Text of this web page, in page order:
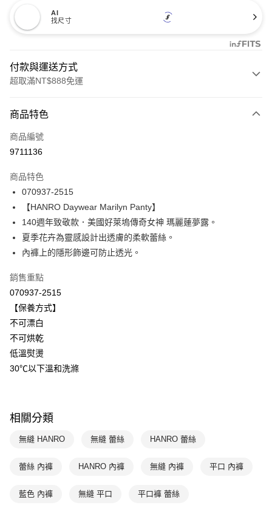
AI
找尺寸
付款與運送方式
超取滿NT$888免運
信用卡一次付款
信用卡分期付款
合作金庫商業銀行
華南商業銀行
上海商業儲蓄銀行
台北富邦商業銀行
國泰世華商業銀行
兆豐國際商業銀行
臺灣中小企業銀行
台中商業銀行
匯豐（台灣）商業銀行
聯邦商業銀行
元大商業銀行
台新國際商業銀行
台灣樂天信用卡公司
Apple Pay
悠遊付
全盈+PAY
ATM付款
運送方式
付款後全家取貨$888免運-以PackAge+配客嘉循環箱包裝寄出
每筆NT$90，滿NT$888(含以上)免運費
付款後萊爾富取貨
每筆NT$90，滿NT$1,000(含以上)免運費
宅配
商品特色
商品編號
9711136
商品特色
070937-2515
【HANRO Daywear Marilyn Panty】
140週年致敬款．美國好萊塢傳奇女神 瑪麗蓮夢露。
夏季花卉為靈感設計出透膚的柔軟蕾絲。
內褲上的隱形飾邊可防止透光。
銷售重點
070937-2515
【保養方式】
不可漂白
不可烘乾
低溫熨燙
30℃以下溫和洗滌
相關分類
無縫 HANRO 無縫 蕾絲 HANRO 蕾絲
蕾絲 內褲 HANRO 內褲 無縫 內褲 平口 內褲
藍色 內褲 無縫 平口 平口褲 蕾絲